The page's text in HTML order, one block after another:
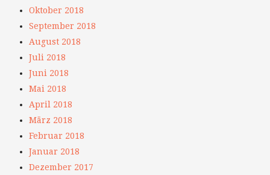
Oktober 2018
September 2018
August 2018
Juli 2018
Juni 2018
Mai 2018
April 2018
März 2018
Februar 2018
Januar 2018
Dezember 2017